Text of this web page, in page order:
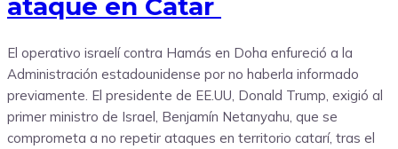
El operativo israelí contra Hamás en Doha enfureció a la
Administración estadounidense por no haberla informado
previamente. El presidente de EE.UU, Donald Trump, exigió al
primer ministro de Israel, Benjamín Netanyahu, que se
comprometa a no repetir ataques en territorio catarí, tras el